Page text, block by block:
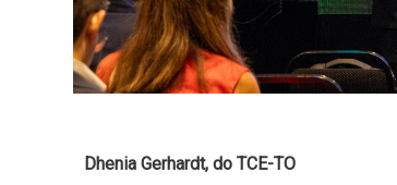
Dhenia Gerhardt, do TCE-TO